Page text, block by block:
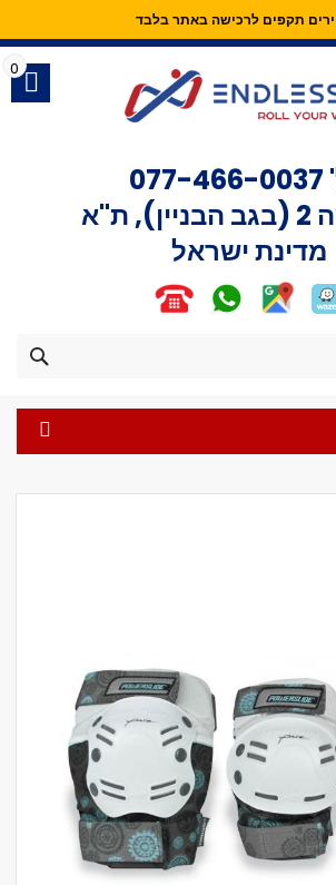
תקפים לרכישה באתר בלבד
077-466-0037
מדינת ישראל
0